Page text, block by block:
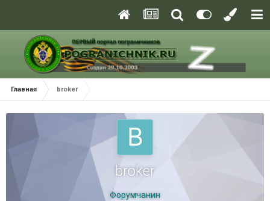
Главная broker
broker
Форумчанин